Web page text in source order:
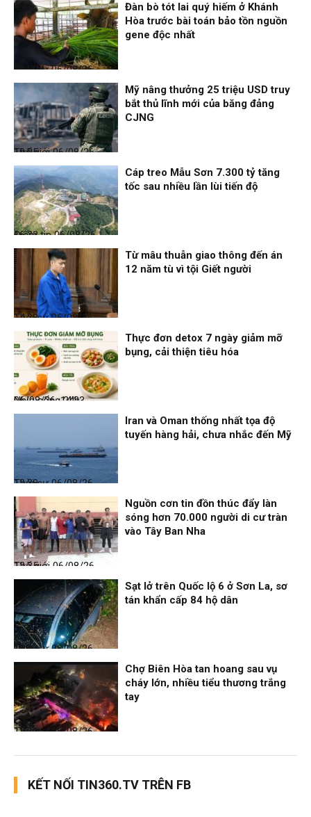
Thời sự
06/08/26, 19:09
Đàn bò tót lai quý hiếm ở Khánh
Hòa trước bài toán bảo tồn nguồn
gene độc nhất
Thế giới
06/08/26, 19:05
Mỹ nâng thưởng 25 triệu USD truy
bắt thủ lĩnh mới của băng đảng
CJNG
Điểm tin
06/08/26, 16:23
Cáp treo Mẫu Sơn 7.300 tỷ tăng
tốc sau nhiều lần lùi tiến độ
Thời sự
06/08/26, 14:28
Từ mâu thuẫn giao thông đến án
12 năm tù vì tội Giết người
Nhịp sống 24h
06/08/26, 14:23
Thực đơn detox 7 ngày giảm mỡ
bụng, cải thiện tiêu hóa
Thời sự
06/08/26, 12:38
Iran và Oman thống nhất tọa độ
tuyến hàng hải, chưa nhắc đến Mỹ
Thế giới
06/08/26, 12:35
Nguồn cơn tin đồn thúc đẩy làn
sóng hơn 70.000 người di cư tràn
vào Tây Ban Nha
Thời sự
06/08/26, 12:33
Sạt lở trên Quốc lộ 6 ở Sơn La, sơ
tán khẩn cấp 84 hộ dân
Thời sự
06/08/26, 12:30
Chợ Biên Hòa tan hoang sau vụ
cháy lớn, nhiều tiểu thương trắng
tay
KẾT NỐI TIN360.TV TRÊN FB